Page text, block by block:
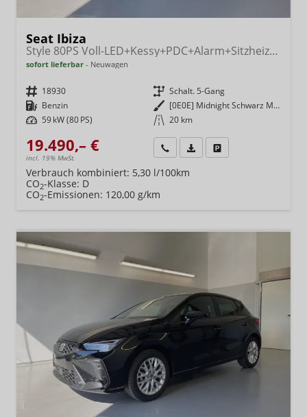
Seat Ibiza
Style 80PS Voll-LED+Kessy+PDC+Alarm+Sitzheizung+Kamera+App-Connect
sofort lieferbar Neuwagen
Fahrzeugnr. 18930 Getriebe Schalt. 5-Gang
Kraftstoff Benzin Außenfarbe
[0E0E] Midnight Schwarz Metallic
Leistung 59 kW (80 PS) Kilometerstand 20 km
19.490,– €
incl. 19% MwSt.
Wir rufen Sie anFahrzeugexposé (PDF)
Verbrauch kombiniert: 5,30 l/100km
CO2-Klasse: D
CO2-Emissionen: 120,00 g/km